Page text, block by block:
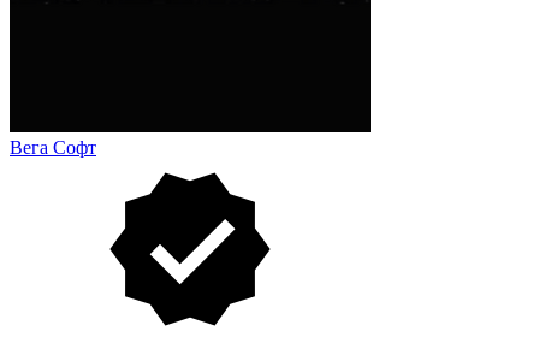
Вега Софт